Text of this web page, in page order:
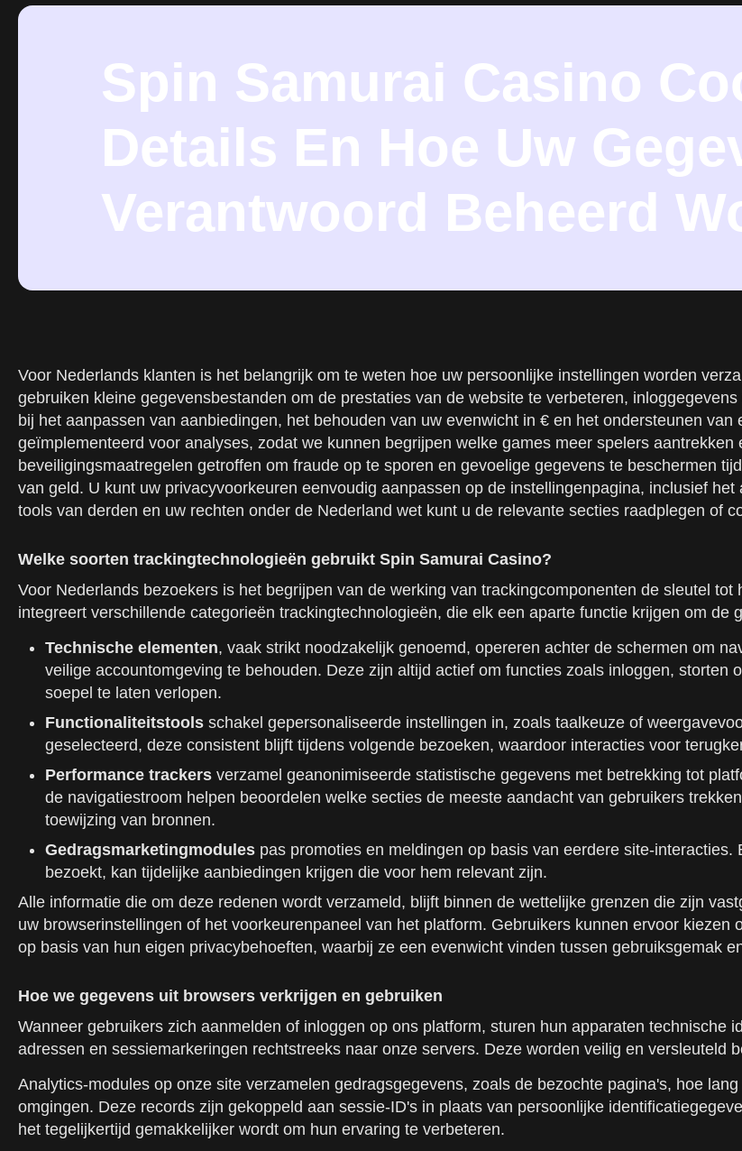
Spin Samurai Casino
Details En Hoe Uw
Verantwoord Beheerd
Voor Nederlands klanten is het belangrijk om te weten hoe uw persoonlijke instellingen worden
gebruiken kleine gegevensbestanden om de prestaties van de website te verbeteren,
bij het aanpassen van aanbiedingen, het behouden van uw evenwicht in € en het ondersteunen
geïmplementeerd voor analyses, zodat we kunnen begrijpen welke games meer spelers
beveiligingsmaatregelen getroffen om fraude op te sporen en gevoelige gegevens te beschermen
van geld. U kunt uw privacyvoorkeuren eenvoudig aanpassen op de instellingenpagina, inclusief
tools van derden en uw rechten onder de Nederland wet kunt u de relevante secties raadplegen of
Welke soorten trackingtechnologieën gebruikt Spin Samurai Casino?
Voor Nederlands bezoekers is het begrijpen van de werking van trackingcomponenten de sleutel
integreert verschillende categorieën trackingtechnologieën, die elk een aparte functie krijgen om de
Technische elementen, vaak strikt noodzakelijk genoemd, opereren achter de schermen om
veilige accountomgeving te behouden. Deze zijn altijd actief om functies zoals inloggen, storten
soepel te laten verlopen.
Functionaliteitstools schakel gepersonaliseerde instellingen in, zoals taalkeuze of
geselecteerd, deze consistent blijft tijdens volgende bezoeken, waardoor interacties voor
Performance trackers verzamel geanonimiseerde statistische gegevens met betrekking tot
de navigatiestroom helpen beoordelen welke secties de meeste aandacht van gebruikers
toewijzing van bronnen.
Gedragsmarketingmodules pas promoties en meldingen op basis van eerdere site-
bezoekt, kan tijdelijke aanbiedingen krijgen die voor hem relevant zijn.
Alle informatie die om deze redenen wordt verzameld, blijft binnen de wettelijke grenzen die zijn
uw browserinstellingen of het voorkeurenpaneel van het platform. Gebruikers kunnen ervoor
op basis van hun eigen privacybehoeften, waarbij ze een evenwicht vinden tussen gebruiksgemak
Hoe we gegevens uit browsers verkrijgen en gebruiken
Wanneer gebruikers zich aanmelden of inloggen op ons platform, sturen hun apparaten technische
adressen en sessiemarkeringen rechtstreeks naar onze servers. Deze worden veilig en versleuteld
Analytics-modules op onze site verzamelen gedragsgegevens, zoals de bezochte pagina's, hoe
omgingen. Deze records zijn gekoppeld aan sessie-ID's in plaats van persoonlijke
het tegelijkertijd gemakkelijker wordt om hun ervaring te verbeteren.